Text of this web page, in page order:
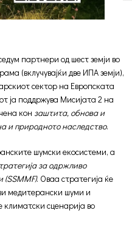
– Одржливо
шуми
партнери од шест земји во
(вклучувајќи две ИПА земји),
сектор на Европската
ја поддржува Мисијата 2 на
кон заштита, обнова и
и природното наследство.
шумски екосистеми, а
за одржливо
. Оваа стратегија ќе
медитерански шуми и
сценарија во